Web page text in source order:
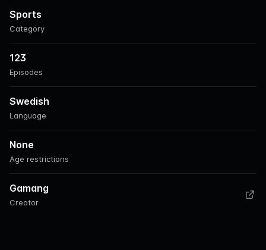
Category
Sports
Episodes
123
Language
Swedish
Age restrictions
None
Creator
Gamang